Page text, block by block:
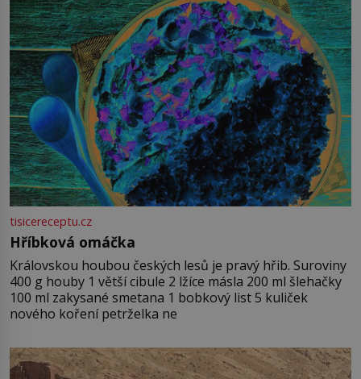
tisicereceptu.cz
Hříbková omáčka
Královskou houbou českých lesů je pravý hřib. Suroviny
400 g houby 1 větší cibule 2 lžíce másla 200 ml šlehačky
100 ml zakysané smetana 1 bobkový list 5 kuliček
nového koření petrželka ne